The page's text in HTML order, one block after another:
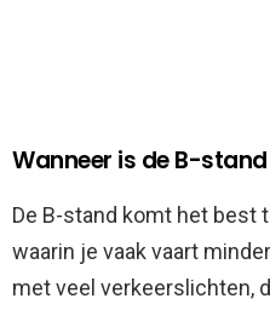
Wanneer is de B-
De B-stand komt het best
waarin je vaak vaart
met veel verkeerslichten,